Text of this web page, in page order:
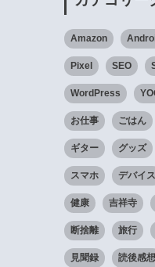
Amazon
Pixel SEO
WordPress
お仕事 ごはん
ギター グッズ
スマホ デバイス
健康 吉祥寺
断捨離 旅行
見聞録 読後感想